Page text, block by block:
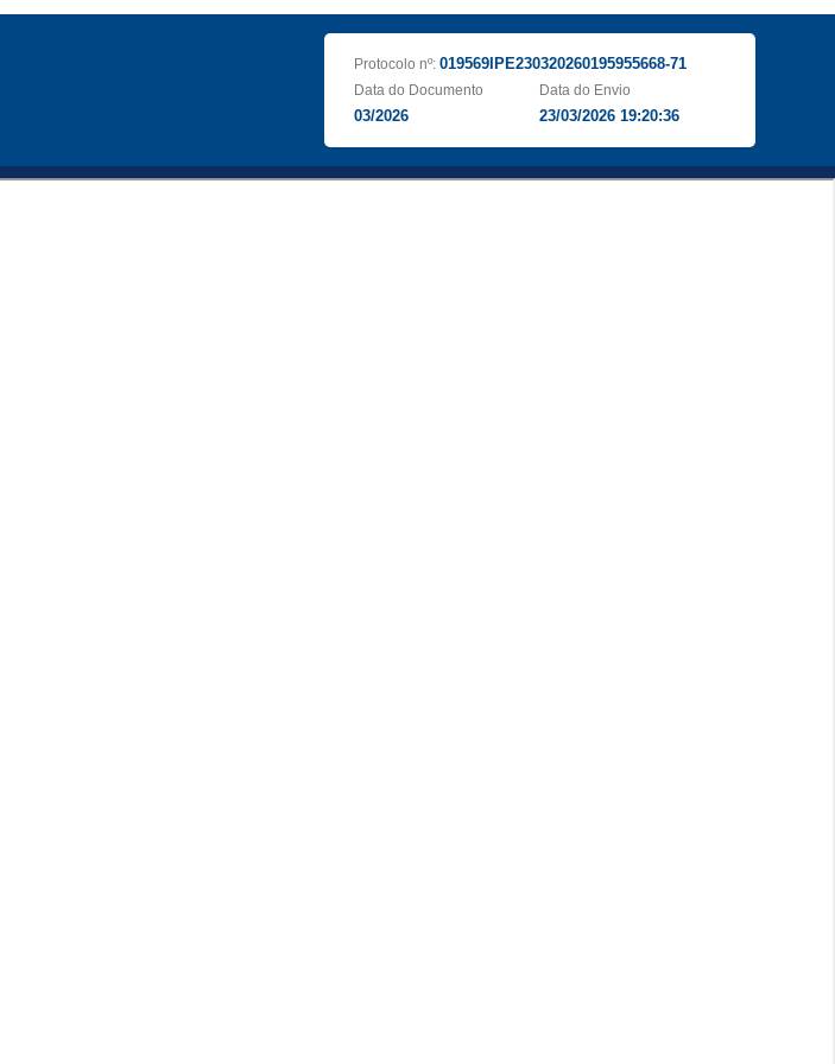
Protocolo nº: 019569IPE230320260195955668-71
Data do Documento
03/2026
Data do Envio
23/03/2026 19:20:36